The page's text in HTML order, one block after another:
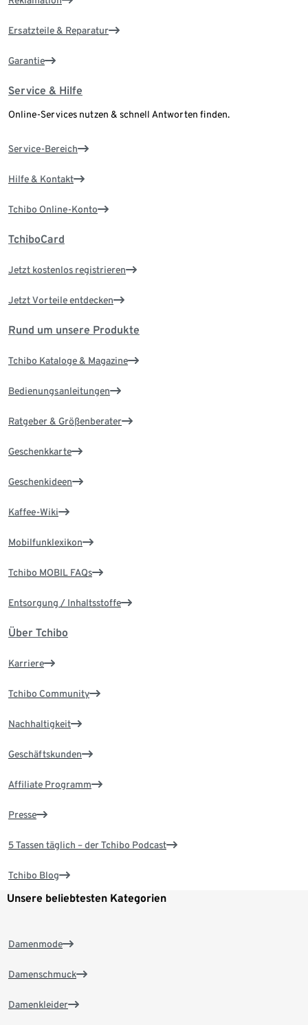
Ersatzteile & Reparatur
Garantie
Service & Hilfe
Online-Services nutzen & schnell Antworten finden.
Service-Bereich
Hilfe & Kontakt
Tchibo Online-Konto
TchiboCard
Jetzt kostenlos registrieren
Jetzt Vorteile entdecken
Rund um unsere Produkte
Tchibo Kataloge & Magazine
Bedienungsanleitungen
Ratgeber & Größenberater
Geschenkkarte
Geschenkideen
Kaffee-Wiki
Mobilfunklexikon
Tchibo MOBIL FAQs
Entsorgung / Inhaltsstoffe
Über Tchibo
Karriere
Tchibo Community
Nachhaltigkeit
Geschäftskunden
Affiliate Programm
Presse
5 Tassen täglich – der Tchibo Podcast
Tchibo Blog
Unsere beliebtesten Kategorien
Damenmode
Damenschmuck
Damenkleider